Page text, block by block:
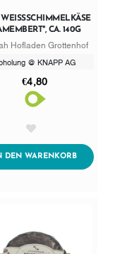
"
CA. 140G
Hofladen Grottenhof
@ KNAPP AG
€4,80
DEN WARENKORBADDTOCART